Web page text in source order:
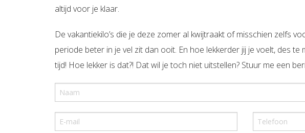
altijd voor je klaar.
De vakantiekilo’s die je deze zomer al kwijtraakt of misschien zelfs
periode beter in je vel zit dan ooit. En hoe lekkerder jij je voelt, des te
tijd! Hoe lekker is dat?! Dat wil je toch niet uitstellen? Stuur me een